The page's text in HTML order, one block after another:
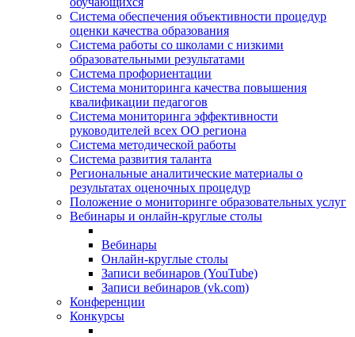
Система обеспечения объективности процедур
оценки качества образования
Система работы со школами с низкими
образовательными результатами
Система профориентации
Система мониторинга качества повышения
квалификации педагогов
Система мониторинга эффективности
руководителей всех ОО региона
Система методической работы
Система развития таланта
Региональные аналитические материалы о
результатах оценочных процедур
Положение о мониторинге образовательных услуг
Вебинары и онлайн-круглые столы
Вебинары
Онлайн-круглые столы
Записи вебинаров (YouTube)
Записи вебинаров (vk.com)
Конференции
Конкурсы